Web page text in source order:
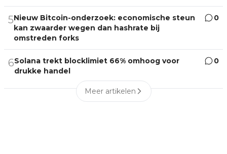
5Nieuw Bitcoin-onderzoek: economische steun
kan zwaarder wegen dan hashrate bij
omstreden forks
0
6Solana trekt blocklimiet 66% omhoog voor
drukke handel
0
Meer artikelen